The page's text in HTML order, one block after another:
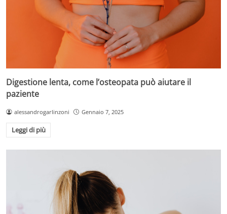
Digestione lenta, come l’osteopata può aiutare il
paziente
alessandrogarlinzoni Gennaio 7, 2025
Leggi di più